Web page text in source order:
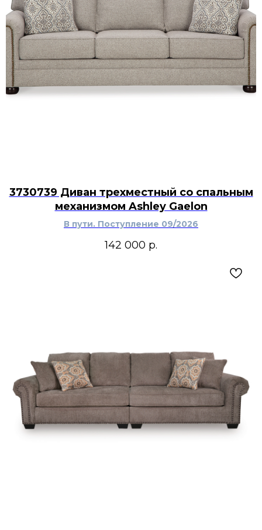
3730739 Диван трехместный со спальным
механизмом Ashley Gaelon
В пути. Поступление 09/2026
142 000 р.